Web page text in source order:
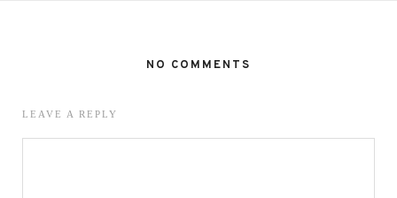
NO COMMENTS
LEAVE A REPLY